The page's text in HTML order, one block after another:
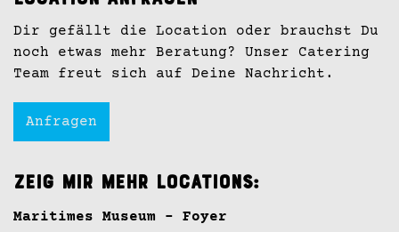
Dir gefällt die Location oder brauchst Du
noch etwas mehr Beratung? Unser Catering
Team freut sich auf Deine Nachricht.
Anfragen
Zeig mir mehr Locations:
Maritimes Museum - Foyer